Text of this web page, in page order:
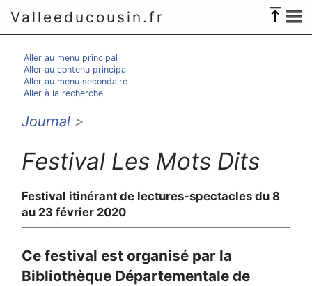
Valleeducousin.fr
Aller au menu principal
Aller au contenu principal
Aller au menu secondaire
Aller à la recherche
Journal >
Festival Les Mots Dits
Festival itinérant de lectures-spectacles du 8
au 23 février 2020
Ce festival est organisé par la
Bibliothèque Départementale de